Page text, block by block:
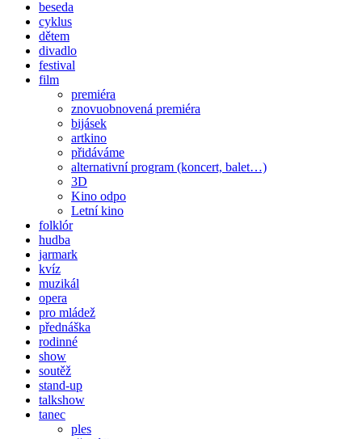
beseda
cyklus
dětem
divadlo
festival
film
premiéra
znovuobnovená premiéra
bijásek
artkino
přidáváme
alternativní program (koncert, balet…)
3D
Kino odpo
Letní kino
folklór
hudba
jarmark
kvíz
muzikál
opera
pro mládež
přednáška
rodinné
show
soutěž
stand-up
talkshow
tanec
ples